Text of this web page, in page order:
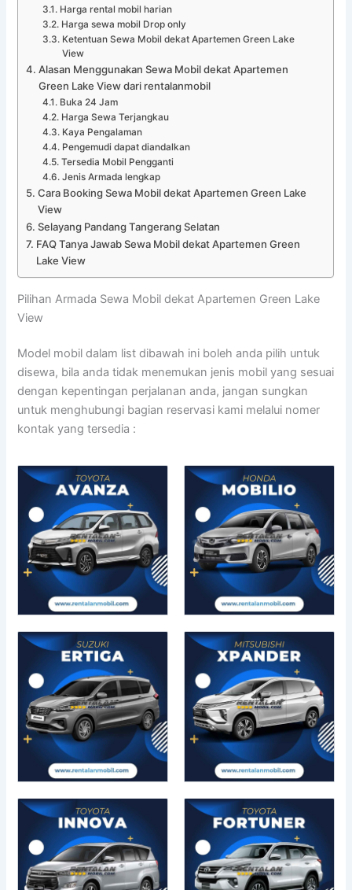
Harga rental mobil harian
Harga sewa mobil Drop only
Ketentuan Sewa Mobil dekat Apartemen Green Lake
View
Alasan Menggunakan Sewa Mobil dekat Apartemen
Green Lake View dari rentalanmobil
Buka 24 Jam
Harga Sewa Terjangkau
Kaya Pengalaman
Pengemudi dapat diandalkan
Tersedia Mobil Pengganti
Jenis Armada lengkap
Cara Booking Sewa Mobil dekat Apartemen Green Lake
View
Selayang Pandang Tangerang Selatan
FAQ Tanya Jawab Sewa Mobil dekat Apartemen Green
Lake View
Pilihan Armada Sewa Mobil dekat Apartemen Green Lake
View
Model mobil dalam list dibawah ini boleh anda pilih untuk
disewa, bila anda tidak menemukan jenis mobil yang sesuai
dengan kepentingan perjalanan anda, jangan sungkan
untuk menghubungi bagian reservasi kami melalui nomer
kontak yang tersedia :